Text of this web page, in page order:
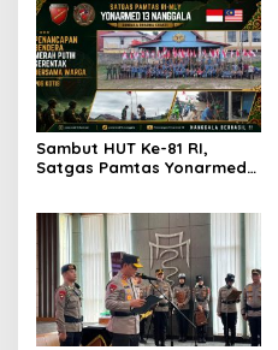
Bonjol
Sambut HUT Ke-81 RI,
Satgas Pamtas Yonarmed
Merah Putih Sepanjang 4
KM di Jalan Raya
Perbatasan